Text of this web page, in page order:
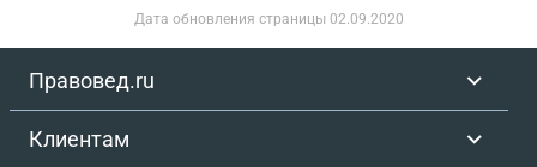
Дата обновления страницы 02.09.2020
Правовед.ru
Клиентам